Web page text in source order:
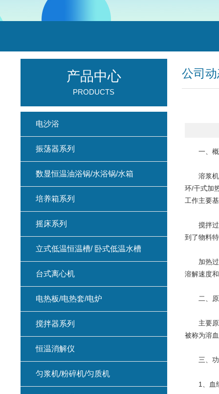
公司
一、概
溶浆机是
环/干式加
工作主要
搅拌过程
到了物料
加热过程
溶解速度
二、原
主要原理
被称为溶
三、功
1、血细
产品中心
PRODUCTS
电沙浴
振荡器系列
数显恒温油浴锅/水浴锅/水箱
培养箱系列
摇床系列
立式低温恒温槽/ 卧式低温水槽
台式离心机
电热板/电热套/电炉
搅拌器系列
恒温消解仪
匀浆机/粉碎机/匀质机